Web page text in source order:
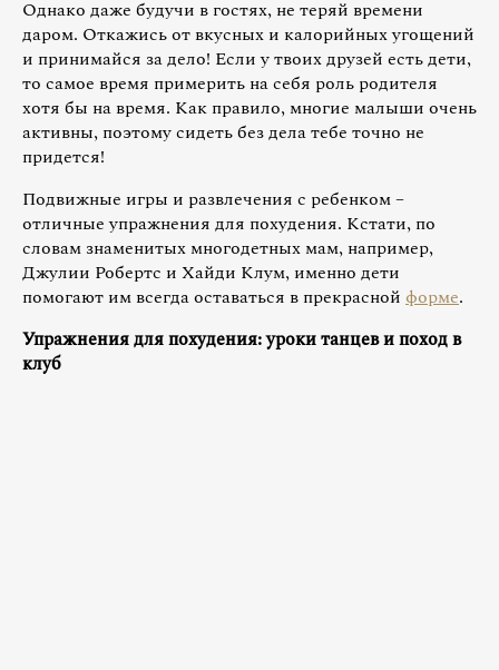
Однако даже будучи в гостях, не теряй времени
даром. Откажись от вкусных и калорийных угощений
и принимайся за дело! Если у твоих друзей есть дети,
то самое время примерить на себя роль родителя
хотя бы на время. Как правило, многие малыши очень
активны, поэтому сидеть без дела тебе точно не
придется!
Подвижные игры и развлечения с ребенком –
отличные упражнения для похудения. Кстати, по
словам знаменитых многодетных мам, например,
Джулии Робертс и Хайди Клум, именно дети
помогают им всегда оставаться в прекрасной форме.
Упражнения для похудения: уроки танцев и поход в
клуб